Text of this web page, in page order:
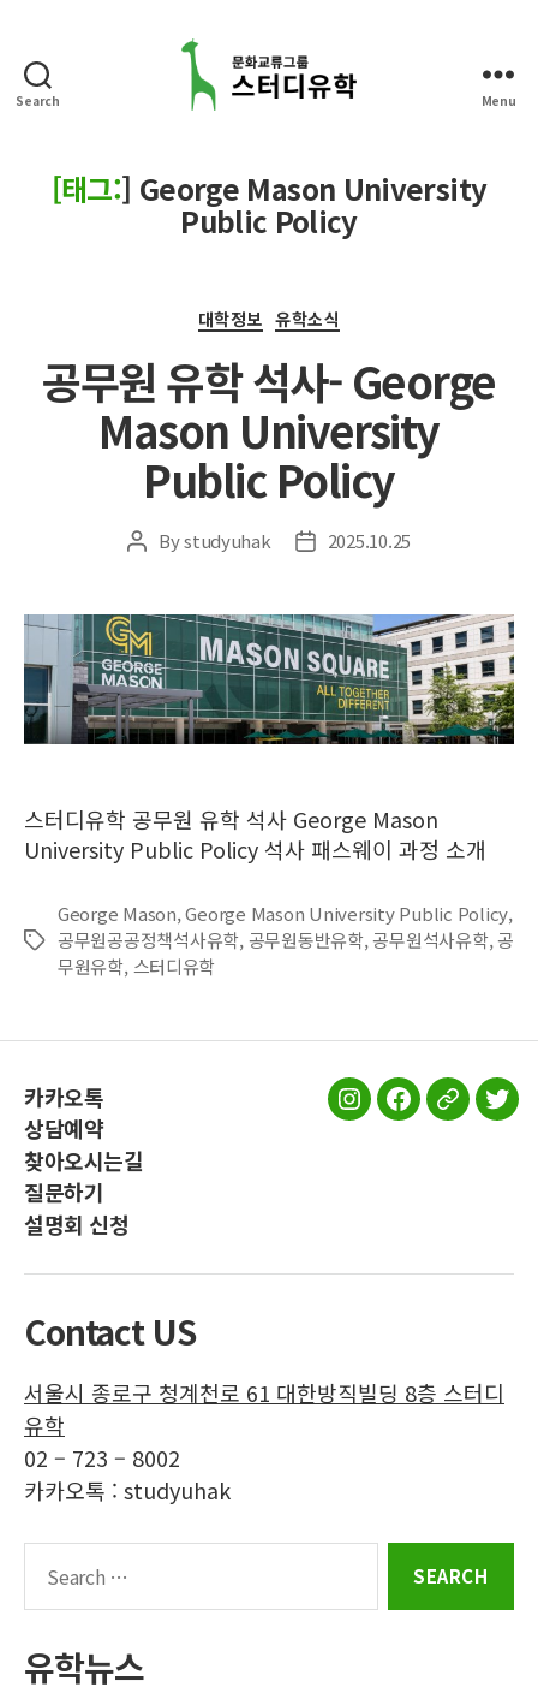
Search
디
유
학
Menu
[태그:] George Mason University
Public Policy
Categories
대학정보 유학소식
공무원 유학 석사- George
Mason University
Public Policy
PostBystudyuhak
Post2025.10.25
스터디유학 공무원 유학 석사 George Mason
University Public Policy 석사 패스웨이 과정 소개
Tags
George Mason,George Mason University Public Policy,
공무원공공정책석사유학,공무원동반유학,공무원석사유학,공
무원유학,스터디유학
카카오톡
상담예약
찾아오시는길
질문하기
설명회 신청
스
인
램
스
페
스
공
그
스
트
Contact US
서울시 종로구 청계천로 61 대한방직빌딩 8층 스터디
유학
02 – 723 – 8002
카카오톡 : studyuhak
유학뉴스